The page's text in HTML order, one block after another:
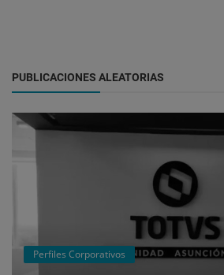
PUBLICACIONES ALEATORIAS
Perfiles Corporativos